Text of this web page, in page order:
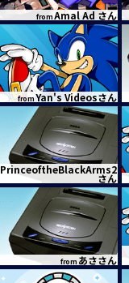
fromAmal Ad さん
fromYan's Videosさん
PrinceoftheBlackArms2
さん
from あささん